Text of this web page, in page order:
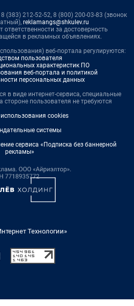
(383) 212-52-52, 8 (800) 200-03-83 (звонок
reklamangs@shkulev.ru
ответственности за достоверность
в рекламных объявлениях.
веб-портала регулируются:
пользователя
характеристик ПО
веб-портала и политикой
персональных данных
в виде интернет-сервиса, специальные
стороне пользователя не требуются
cookies
системы
сервиса «Подписка без баннерной
рекламы»
Технологии»